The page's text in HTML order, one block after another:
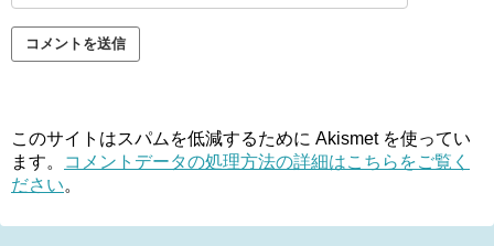
このサイトはスパムを低減するために Akismet を使ってい
ます。
コメントデータの処理方法の詳細はこちらをご覧く
ださい。